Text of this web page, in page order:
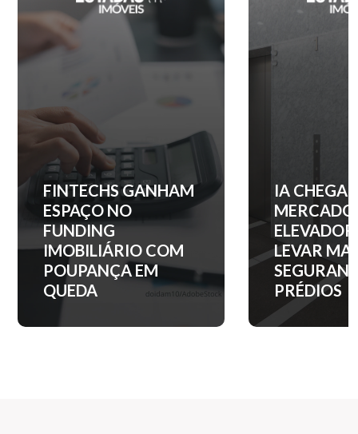
IA CHEGA AO
MERCADO DE
ELEVADORES PARA
LEVAR MAIS
SEGURANÇA AOS
PRÉDIOS
QUANTO
ENTRADA
NOS
BAIRROS
PAULO?